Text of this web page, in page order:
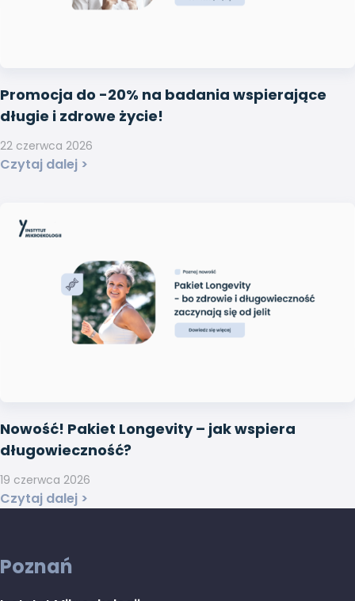
Promocja do -20% na badania wspierające
długie i zdrowe życie!
Czytaj dalej >
22 czerwca 2026
Nowość! Pakiet Longevity – jak wspiera
długowieczność?
Czytaj dalej >
19 czerwca 2026
Poznań